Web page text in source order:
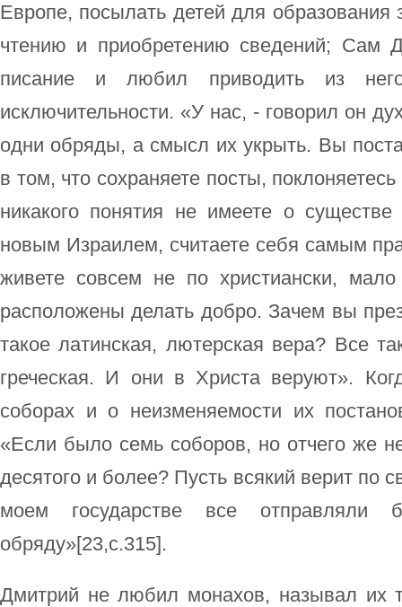
Европе, посылать детей для образования
чтению и приобретению сведений; Сам
писание и любил приводить из
исключительности. «У нас, - говорил он
одни обряды, а смысл их укрыть. Вы
в том, что сохраняете посты,
никакого понятия не имеете о
новым Израилем, считаете себя самым
живете совсем не по христиански,
расположены делать добро. Зачем вы
такое латинская, лютерская вера? Все
греческая. И они в Христа веруют».
соборах и о неизменяемости их
«Если было семь соборов, но отчего же
десятого и более? Пусть всякий верит по
моем государстве все отправляли
обряду»[23,c.315].
Дмитрий не любил монахов, называл их